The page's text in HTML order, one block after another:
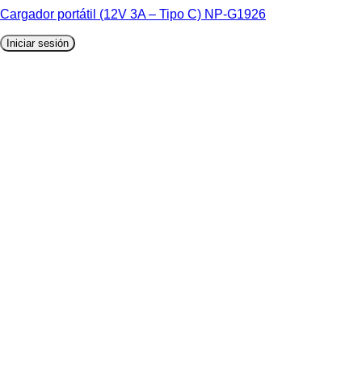
Cargador portátil (12V 3A – Tipo C) NP-G1926
Iniciar sesión